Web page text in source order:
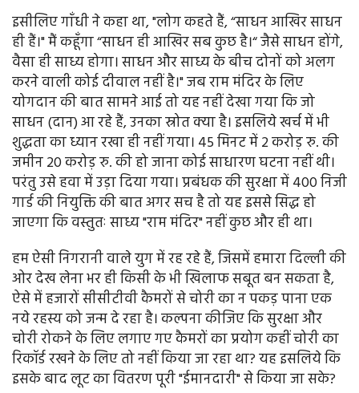
इसीलिए गाँधी ने कहा था, "लोग कहते हैं, “साधन आखिर साधन
ही हैं।" मैं कहूँगा “साधन ही आखिर सब कुछ है।“ जैसे साधन होंगे,
वैसा ही साध्य होगा। साधन और साध्य के बीच दोनों को अलग
करने वाली कोई दीवाल नहीं है।" जब राम मंदिर के लिए
योगदान की बात सामने आई तो यह नहीं देखा गया कि जो
साधन (दान) आ रहे हैं, उनका स्रोत क्या है। इसलिये खर्च में भी
शुद्धता का ध्यान रखा ही नहीं गया। 45 मिनट में 2 करोड़ रु. की
जमीन 20 करोड़ रु. की हो जाना कोई साधारण घटना नहीं थी।
परंतु उसे हवा में उड़ा दिया गया। प्रबंधक की सुरक्षा में 400 निजी
गार्ड की नियुक्ति की बात अगर सच है तो यह इससे सिद्ध हो
जाएगा कि वस्तुतः साध्य "राम मंदिर" नहीं कुछ और ही था।
हम ऐसी निगरानी वाले युग में रह रहे हैं, जिसमें हमारा दिल्ली की
ओर देख लेना भर ही किसी के भी खिलाफ सबूत बन सकता है,
ऐसे में हजारों सीसीटीवी कैमरों से चोरी का न पकड़ पाना एक
नये रहस्य को जन्म दे रहा है। कल्पना कीजिए कि सुरक्षा और
चोरी रोकने के लिए लगाए गए कैमरों का प्रयोग कहीं चोरी का
रिकॉर्ड रखने के लिए तो नहीं किया जा रहा था? यह इसलिये कि
इसके बाद लूट का वितरण पूरी "ईमानदारी" से किया जा सके?